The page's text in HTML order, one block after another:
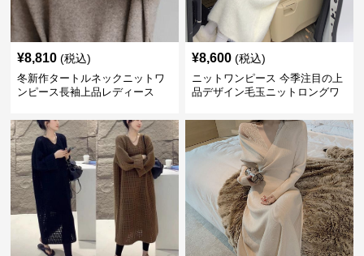
¥8,810 (税込)
冬新作タートルネックニットワ
ンピース長袖上品レディース
¥8,600 (税込)
ニットワンピース 今季注目の上
品デザイン毛玉ニットロングワ